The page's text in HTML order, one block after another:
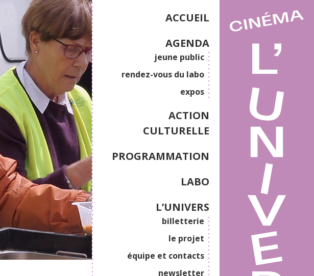
ACCUEIL
AGENDA
jeune public
rendez-vous du labo
expos
ACTION
CULTURELLE
PROGRAMMATION
LABO
L’UNIVERS
billetterie
le projet
équipe et contacts
newsletter